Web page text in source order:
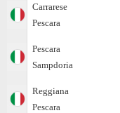
Carrarese
Pescara
Pescara
Sampdoria
Reggiana
Pescara